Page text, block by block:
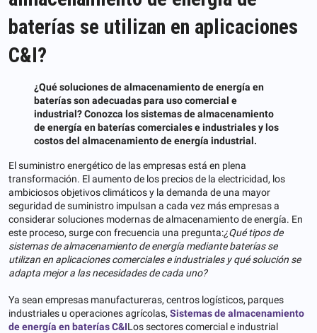
baterías se utilizan en aplicaciones
C&I?
¿Qué soluciones de almacenamiento de energía en
baterías son adecuadas para uso comercial e
industrial? Conozca los sistemas de almacenamiento
de energía en baterías comerciales e industriales y los
costos del almacenamiento de energía industrial.
El suministro energético de las empresas está en plena
transformación. El aumento de los precios de la electricidad, los
ambiciosos objetivos climáticos y la demanda de una mayor
seguridad de suministro impulsan a cada vez más empresas a
considerar soluciones modernas de almacenamiento de energía. En
este proceso, surge con frecuencia una pregunta:¿Qué tipos de
sistemas de almacenamiento de energía mediante baterías se
utilizan en aplicaciones comerciales e industriales y qué solución se
adapta mejor a las necesidades de cada uno?
Ya sean empresas manufactureras, centros logísticos, parques
industriales u operaciones agrícolas, Sistemas de almacenamiento
de energía en baterías C&ILos sectores comercial e industrial